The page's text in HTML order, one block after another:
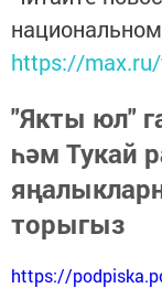
https://
"Якты юл"
һәм Тукай
торыгыз
https://